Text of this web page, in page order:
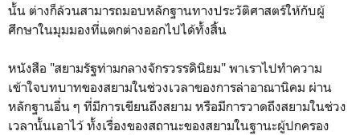
นั้น ต่างก็ล้วนสามารถมอบหลักฐานทางประวัติศาสตร์ให้กับผู้
ศึกษาในมุมมองที่แตกต่างออกไปได้ทั้งสิ้น
หนังสือ "สยามรัฐท่ามกลางจักรวรรดินิยม" พาเราไปทำความ
เข้าใจบทบาทของสยามในช่วงเวลาของการล่าอาณานิคม ผ่าน
หลักฐานอื่น ๆ ที่มีการเขียนถึงสยาม หรือมีการวาดถึงสยามในช่วง
เวลานั้นเอาไว้ ทั้งเรื่องของสถานะของสยามในฐานะผู้ปกครอง